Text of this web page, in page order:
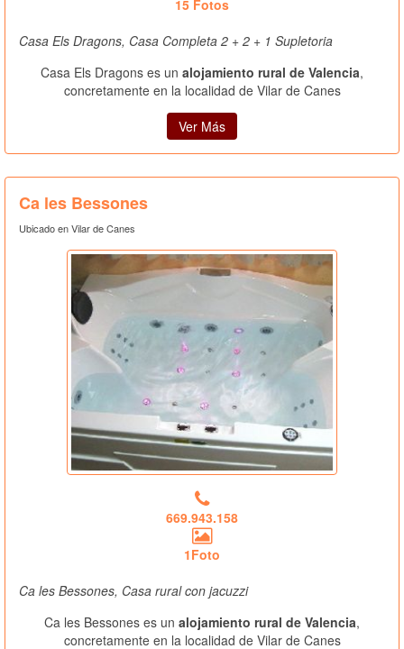
15 Fotos
Casa Els Dragons, Casa Completa 2 + 2 + 1 Supletoria
Casa Els Dragons es un alojamiento rural de Valencia,
concretamente en la localidad de Vilar de Canes
Ver Más
Ca les Bessones
Ubicado en Vilar de Canes
669.943.158
1Foto
Ca les Bessones, Casa rural con jacuzzi
Ca les Bessones es un alojamiento rural de Valencia,
concretamente en la localidad de Vilar de Canes